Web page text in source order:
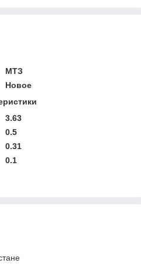
МТЗ
Новое
3.63
0.5
0.31
0.1